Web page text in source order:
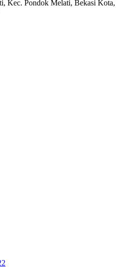
Kec. Pondok Melati, Bekasi Kota,